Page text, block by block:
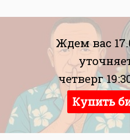
Ждем вас
четверг
Купить